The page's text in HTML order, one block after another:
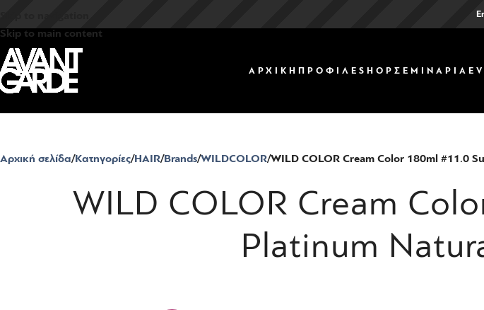
Skip to main content
ΑΡΧΙΚΗ ΠΡΟΦΙΛ ΕSHOP ΣΕΜΙΝΑΡΙΑ
Αρχική σελίδα Κατηγορίες HAIR Brands WILDCOLOR WILD COLOR Cream Color 180ml #11.0
WILD COLOR Cream
Platinum